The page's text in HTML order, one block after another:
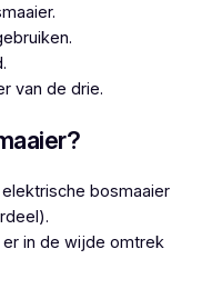
van de drie.
bosmaaier
in de wijde omtrek